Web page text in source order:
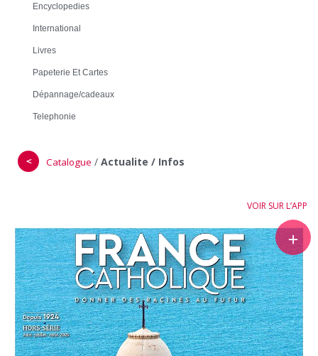
Encyclopedies
International
Livres
Papeterie Et Cartes
Dépannage/cadeaux
Telephonie
＜ Catalogue / Actualite / Infos
VOIR SUR L’APP
＋